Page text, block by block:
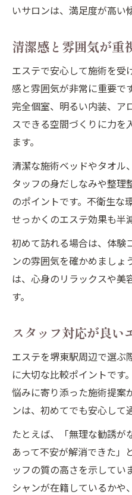
いサロンは、満足度が高い
清潔感と雰囲気が重
エステで安心して施術を受
感と雰囲気が非常に重要で
完全個室、明るい内装、ア
スできる空間づくりに力を
ます。
清潔な施術ベッドやタオル
タッフの身だしなみや整理
のポイントです。不衛生な
せっかくのエステ効果も半
初めて訪れる場合は、体験
ンの雰囲気を確かめましょ
は、心身のリラックスや美
す。
スタッフ対応が良い
エステを堺東駅周辺で選ぶ
に大切な比較ポイントです
悩みに寄り添った施術提案
ンは、初めてでも安心して
たとえば、「無理な勧誘が
あって不安が解消できた」
ッフの質の高さを示してい
シャンが在籍しているかや